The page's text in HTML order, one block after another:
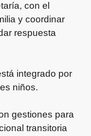
con el
y coordinar
respuesta
integrado por
niños.
gestiones para
transitoria